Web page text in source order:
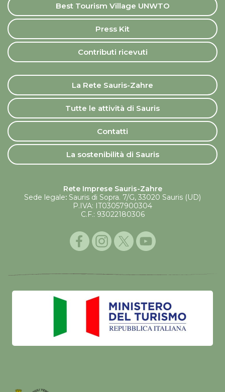
Best Tourism Village UNWTO
Press Kit
Contributi ricevuti
La Rete Sauris-Zahre
Tutte le attività di Sauris
Contatti
La sostenibilità di Sauris
Rete Imprese Sauris-Zahre
Sede legale: Sauris di Sopra. 7/G, 33020 Sauris (UD)
P.IVA: IT03057900304
C.F.: 93022180306